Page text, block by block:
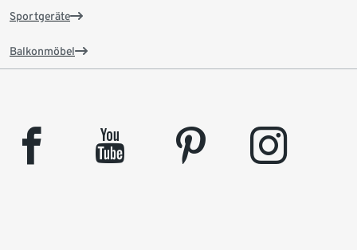
Sportgeräte
Balkonmöbel
facebook youtube pinterest instagram